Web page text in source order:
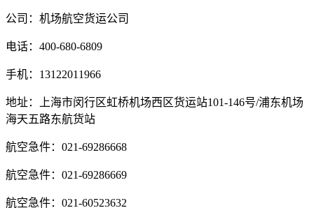
公司：机场航空货运公司
电话：400-680-6809
手机：13122011966
地址：上海市闵行区虹桥机场西区货运站101-146号/浦东机场
海天五路东航货站
航空急件：021-69286668
航空急件：021-69286669
航空急件：021-60523632